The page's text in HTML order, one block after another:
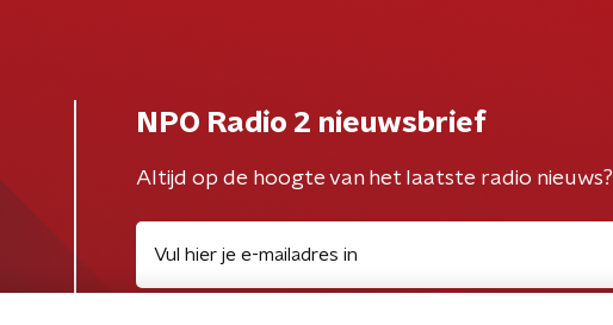
NPO Radio 2 nieuwsbrief
Altijd op de hoogte van het laatste radio nieuws?